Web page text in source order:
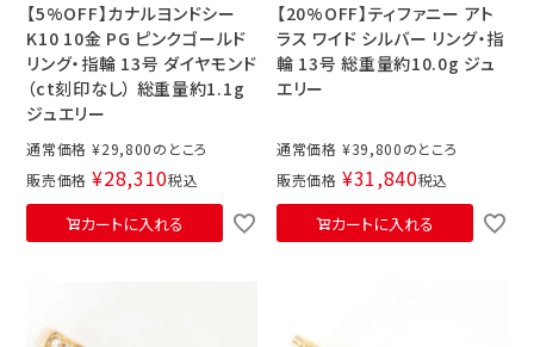
【5%OFF】カナルヨンドシー
K10 10金 PG ピンクゴールド
リング・指輪 13号 ダイヤモンド
（ct刻印なし） 総重量約1.1g
ジュエリー
通常価格 ¥29,800
販売価格 ¥28,310税込
カートに入れる
【20%OFF】ティファニー アト
ラス ワイド シルバー リング・指
輪 13号 総重量約10.0g ジュ
エリー
通常価格 ¥39,800
販売価格 ¥31,840税込
カートに入れる